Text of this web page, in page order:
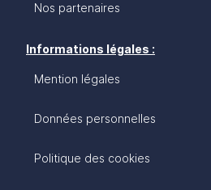
Nos partenaires
Informations légales :
Mention légales
Données personnelles
Politique des cookies